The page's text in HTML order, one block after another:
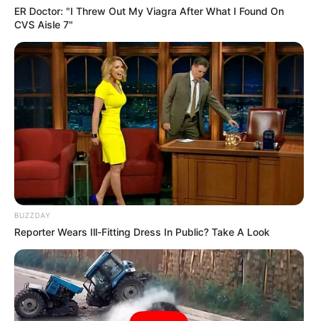
ER Doctor: "I Threw Out My Viagra After What I Found On
CVS Aisle 7"
BUZZDAY
Reporter Wears Ill-Fitting Dress In Public? Take A Look